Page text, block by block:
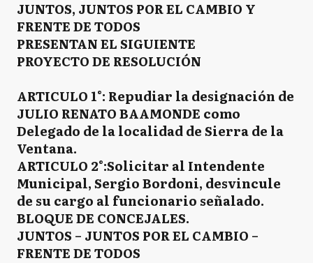
JUNTOS, JUNTOS POR EL CAMBIO Y
FRENTE DE TODOS
PRESENTAN EL SIGUIENTE
PROYECTO DE RESOLUCIÓN
ARTICULO 1°: Repudiar la designación de
JULIO RENATO BAAMONDE como
Delegado de la localidad de Sierra de la
Ventana.
ARTICULO 2°:Solicitar al Intendente
Municipal, Sergio Bordoni, desvincule
de su cargo al funcionario señalado.
BLOQUE DE CONCEJALES.
JUNTOS – JUNTOS POR EL CAMBIO –
FRENTE DE TODOS